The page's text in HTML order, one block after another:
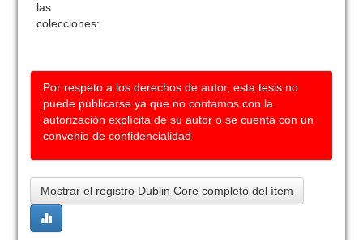
las
colecciones:
Por respeto a los derechos de autor, esta tesis no
puede publicarse ya que no contamos con la
autorización explícita de su autor o se cuenta con un
convenio de confidencialidad
Mostrar el registro Dublin Core completo del ítem